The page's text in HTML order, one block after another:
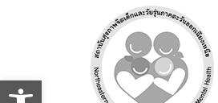
Open toolbar